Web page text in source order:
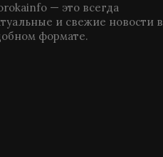
— это всегда
и свежие новости в
формате.